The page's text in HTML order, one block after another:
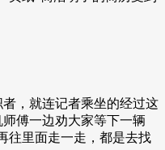
，就连记者乘坐的经过这
傅一边劝大家等下一辆
往里面走一走，都是去找